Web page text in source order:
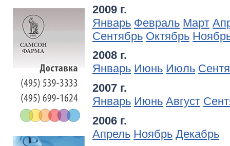
2009 г.
Январь Февраль Март
Сентябрь Октябрь
2008 г.
Январь Июнь Июль
2007 г.
Январь Июнь Август
2006 г.
Апрель Ноябрь Декабрь